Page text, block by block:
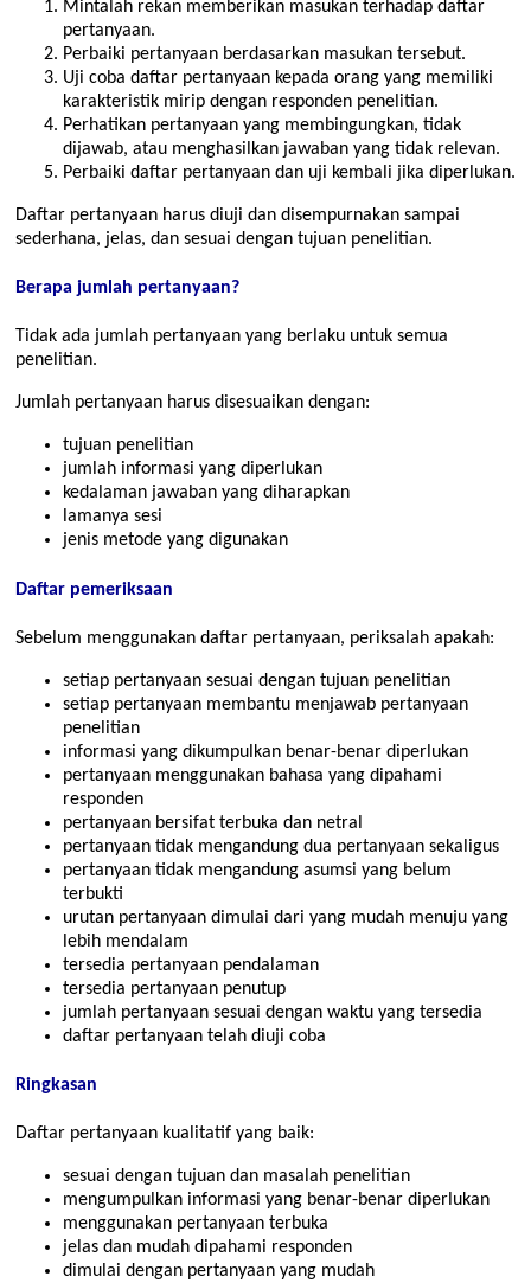
Mintalah rekan memberikan masukan terhadap daftar
pertanyaan.
Perbaiki pertanyaan berdasarkan masukan tersebut.
Uji coba daftar pertanyaan kepada orang yang memiliki
karakteristik mirip dengan responden penelitian.
Perhatikan pertanyaan yang membingungkan, tidak
dijawab, atau menghasilkan jawaban yang tidak relevan.
Perbaiki daftar pertanyaan dan uji kembali jika diperlukan.
Daftar pertanyaan harus diuji dan disempurnakan sampai
sederhana, jelas, dan sesuai dengan tujuan penelitian.
Berapa jumlah pertanyaan?
Tidak ada jumlah pertanyaan yang berlaku untuk semua
penelitian.
Jumlah pertanyaan harus disesuaikan dengan:
tujuan penelitian
jumlah informasi yang diperlukan
kedalaman jawaban yang diharapkan
lamanya sesi
jenis metode yang digunakan
Daftar pemeriksaan
Sebelum menggunakan daftar pertanyaan, periksalah apakah:
setiap pertanyaan sesuai dengan tujuan penelitian
setiap pertanyaan membantu menjawab pertanyaan
penelitian
informasi yang dikumpulkan benar-benar diperlukan
pertanyaan menggunakan bahasa yang dipahami
responden
pertanyaan bersifat terbuka dan netral
pertanyaan tidak mengandung dua pertanyaan sekaligus
pertanyaan tidak mengandung asumsi yang belum
terbukti
urutan pertanyaan dimulai dari yang mudah menuju yang
lebih mendalam
tersedia pertanyaan pendalaman
tersedia pertanyaan penutup
jumlah pertanyaan sesuai dengan waktu yang tersedia
daftar pertanyaan telah diuji coba
Ringkasan
Daftar pertanyaan kualitatif yang baik:
sesuai dengan tujuan dan masalah penelitian
mengumpulkan informasi yang benar-benar diperlukan
menggunakan pertanyaan terbuka
jelas dan mudah dipahami responden
dimulai dengan pertanyaan yang mudah